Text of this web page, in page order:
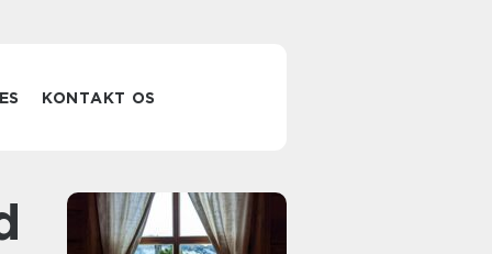
KONTAKT OS